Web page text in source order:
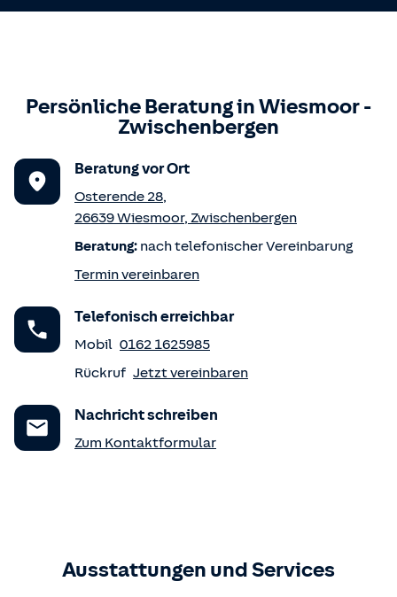
Persönliche Beratung inWiesmoor-
Zwischenbergen
Beratung vor Ort
Osterende 28,
26639Wiesmoor, Zwischenbergen
Beratung: nach telefonischer Vereinbarung
Termin vereinbaren
Telefonisch erreichbar
Mobil 0162 1625985
Rückruf Jetzt vereinbaren
Nachricht schreiben
Zum Kontaktformular
Ausstattungen und Services